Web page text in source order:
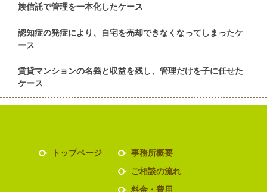
族信託で管理を一本化したケース
認知症の発症により、自宅を売却できなくなってしまったケ
ース
賃貸マンションの名義と収益を残し、管理だけを子に任せた
ケース
トップページ
事務所概要
ご相談の流れ
料金・費用